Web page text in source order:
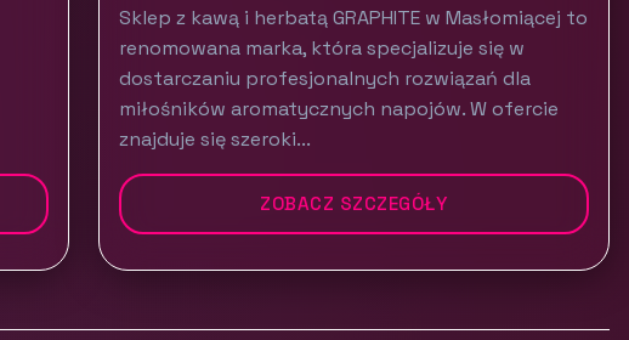
Sklep z kawą i herbatą GRAPHITE w Masłomiącej to
renomowana marka, która specjalizuje się w
dostarczaniu profesjonalnych rozwiązań dla
miłośników aromatycznych napojów. W ofercie
znajduje się szeroki...
ZOBACZ SZCZEGÓŁY